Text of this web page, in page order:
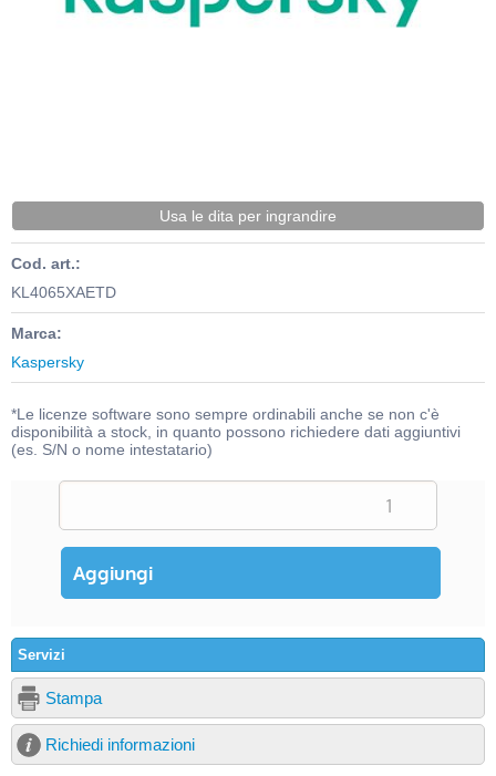
Usa le dita per ingrandire
Cod. art.:
KL4065XAETD
Marca:
Kaspersky
*Le licenze software sono sempre ordinabili anche se non c'è
disponibilità a stock, in quanto possono richiedere dati aggiuntivi
(es. S/N o nome intestatario)
Servizi
Stampa
Richiedi informazioni